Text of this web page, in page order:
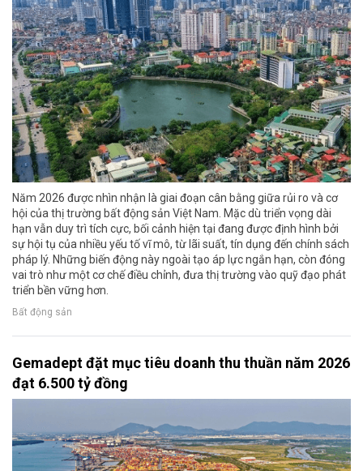
Năm 2026 được nhìn nhận là giai đoạn cân bằng giữa rủi ro và cơ
hội của thị trường bất động sản Việt Nam. Mặc dù triển vọng dài
hạn vẫn duy trì tích cực, bối cảnh hiện tại đang được định hình bởi
sự hội tụ của nhiều yếu tố vĩ mô, từ lãi suất, tín dụng đến chính sách
pháp lý. Những biến động này ngoài tạo áp lực ngắn hạn, còn đóng
vai trò như một cơ chế điều chỉnh, đưa thị trường vào quỹ đạo phát
triển bền vững hơn.
Bất động sản
Gemadept đặt mục tiêu doanh thu thuần năm 2026
đạt 6.500 tỷ đồng